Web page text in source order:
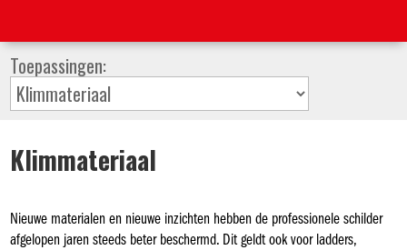
Toepassingen:
Klimmateriaal
Nieuwe materialen en nieuwe inzichten hebben de professionele schilder
afgelopen jaren steeds beter beschermd. Dit geldt ook voor ladders,